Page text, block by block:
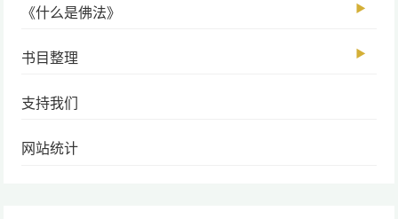
《什么是佛法》 ▶
书目整理 ▶
支持我们
网站统计